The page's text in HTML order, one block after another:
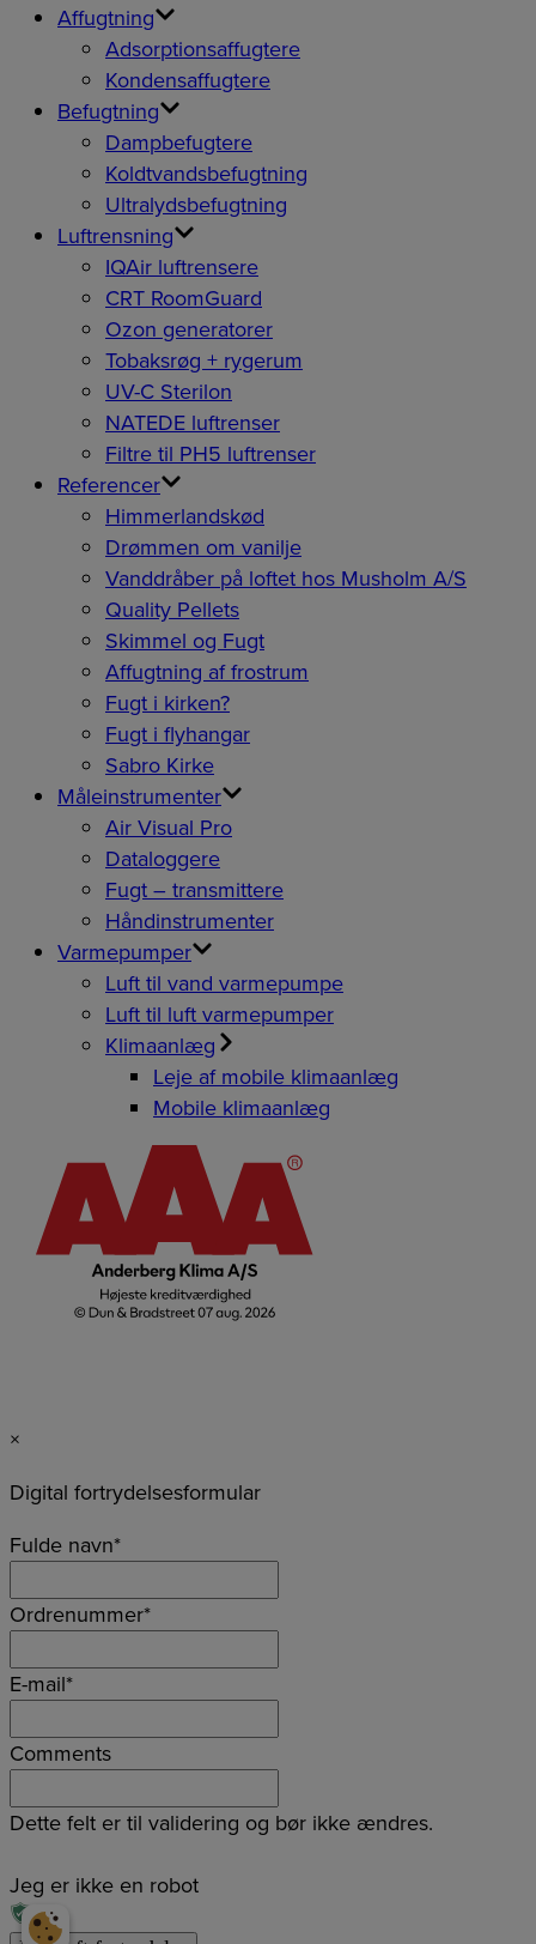
Affugtning
Adsorptionsaffugtere
Kondensaffugtere
Befugtning
Dampbefugtere
Koldtvandsbefugtning
Ultralydsbefugtning
Luftrensning
IQAir luftrensere
CRT RoomGuard
Ozon generatorer
Tobaksrøg + rygerum
UV-C Sterilon
NATEDE luftrenser
Filtre til PH5 luftrenser
Referencer
Himmerlandskød
Drømmen om vanilje
Vanddråber på loftet hos Musholm A/S
Quality Pellets
Skimmel og Fugt
Affugtning af frostrum
Fugt i kirken?
Fugt i flyhangar
Sabro Kirke
Måleinstrumenter
Air Visual Pro
Dataloggere
Fugt – transmittere
Håndinstrumenter
Varmepumper
Luft til vand varmepumpe
Luft til luft varmepumper
Klimaanlæg
Leje af mobile klimaanlæg
Mobile klimaanlæg
×
Digital fortrydelsesformular
Fulde navn*
Ordrenummer*
E-mail*
Comments
Dette felt er til validering og bør ikke ændres.
Jeg er ikke en robot